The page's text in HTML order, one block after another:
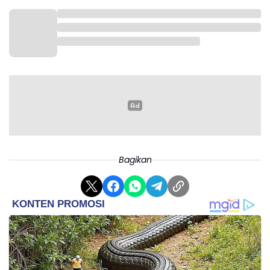
Sebagai perbandingan, Xiaomi sebelumnya
Dengan pola penamaan tersebut, perangkat
M2561B1 yang baru terdaftar diduga kuat akan
menjadi bagian dari keluarga Xiaomi Smart Band 11,
bahkan sebagian spekulasi menyebutnya sebagai
varian Smart Band 11 Active.
Bagikan